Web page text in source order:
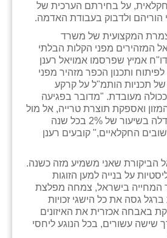
חקלאית, על בחירתם הערכית של
הוריהם ולדבוק בעבודת האדמה.
המקצועית של משרד
המזהירים מפני הקלות הבלתי
אמיץ שפרסמו אמויאל רענן
ותכנון הכפר מזהיר מפני
תכניות הותמ"ל על קרקע
מעובדת. "מדובר בפגיעה
ואספקת תוצרת טרייה, אל מול
אוכלוסיית ישראל הגדלה בשיעור של 2% בכל שנה
החקלאיים," קובעים רענן
הביקורת שאני משמיע מזה כשנה.
על בנייה למען הזוגות
המחייה בישראל, צמחה מפלצת
גסה את כל הישגי זכויות
באבחה אכזרית את האיזונים
שישה עשורים, בכל הנוגע ליחסי